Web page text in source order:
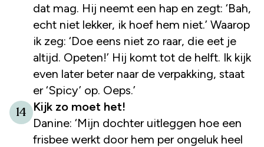
dat mag. Hij neemt een hap en zegt: ‘Bah,
echt niet lekker, ik hoef hem niet.’ Waarop
ik zeg: ‘Doe eens niet zo raar, die eet je
altijd. Opeten!’ Hij komt tot de helft. Ik kijk
even later beter naar de verpakking, staat
er ‘Spicy’ op. Oeps.’
14
Kijk zo moet het!
Danine: ‘Mijn dochter uitleggen hoe een
frisbee werkt door hem per ongeluk heel